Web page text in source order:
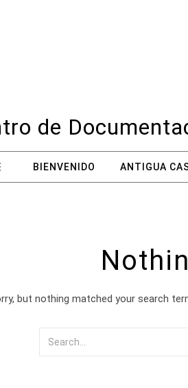
de
BIENVENIDO ANTIGUA
but nothing matched your search